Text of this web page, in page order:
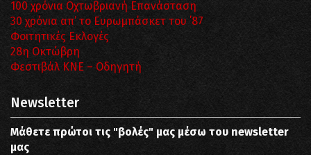
100 χρόνια Οχτωβριανή Επανάσταση
30 χρόνια απ’ το Ευρωμπάσκετ του ΄87
Φοιτητικές Εκλογές
28η Οκτώβρη
Φεστιβάλ ΚΝΕ – Οδηγητή
Newsletter
Μάθετε πρώτοι τις "βολές" μας μέσω του newsletter
μας